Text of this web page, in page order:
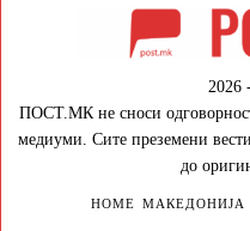
2026
ПОСТ.МК не сноси
медиуми. Сите преземени
до
HOME МАКЕДОНИЈА